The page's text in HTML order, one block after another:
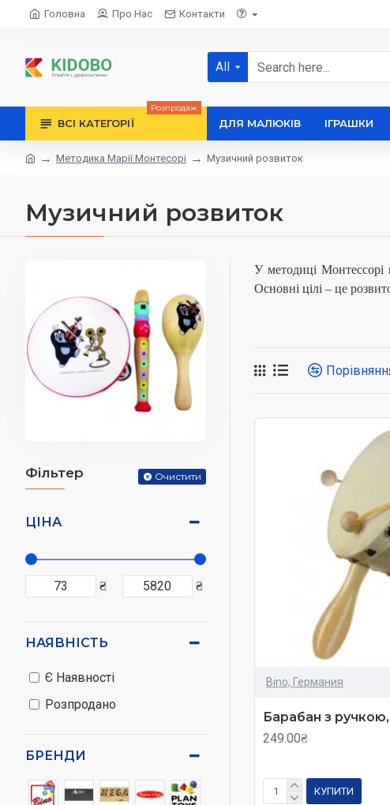
Головна Про Нас Контакти
All
ВСІ КАТЕГОРІЇ
Розпродаж
ДЛЯ МАЛЮКІВ ІГРАШКИ
Методика Марії Монтесорі Музичний розвиток
Музичний розвиток
Фільтер Очистити
ЦІНА
₴ ₴
БРЕНДИ
НАЯВНІСТЬ
Є Наявності
Розпродано
У методиці Монтессорі
Основні цілі – це
розповідають біографії
Музичні інструменти
недоречних малюнків
Монтессорі головне
музикувати, складати
Що є описуваними
Барабани, бубни,
Свистульки у
Дзвіночки,
Набори для
Різні кастаньєти.
Губні гармошки,
прищепити з раннього
Монтессорі матеріали
характеру, вміти її
Bino, Германия
Барабан з
249.00₴
КУПИТИ